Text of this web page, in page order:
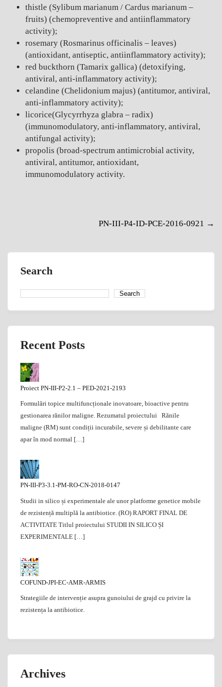
thistle (Sylibum marianum / Cardus marianum –
fruits) (chemopreventive and antiinflammatory
activity);
rosemary (Rosmarinus officinalis – leaves)
(antioxidant, antiseptic, antiinflammatory activity);
red buckthorn (Tamarix gallica) (detoxifying,
antiviral, anti-inflammatory activity);
celandine (Chelidonium majus) (antitumor, antiviral,
anti-inflammatory activity);
licorice(Glycyrrhyza glabra – radix)
(immunomodulatory, anti-inflammatory, antiviral,
antifungal activity);
propolis (broad-spectrum antimicrobial activity,
antiviral, antitumor, antioxidant,
immunomodulatory activity.
PN-III-P4-ID-PCE-2016-0921 →
Search
Search
Recent Posts
Proiect PN-III-P2-2.1 – PED-2021-2193
Formulări topice multifuncționale inovatoare, bioactive pentru
gestionarea rănilor maligne. Rezumatul proiectului Rănile
maligne (RM) sunt condiții incurabile, severe și debilitante care
apar în mod normal […]
PN-III-P3-3.1-PM-RO-CN-2018-0147
Studii in silico și experimentale ale unor platforme genetice mobile
de rezistență multiplă la antibiotice. (RO) RAPORT FINAL DE
ACTIVITATE Titlul proiectului STUDII IN SILICO ȘI
EXPERIMENTALE […]
COFUND-JPI-EC-AMR-ARMIS
Strategiile de intervenție asupra gunoiului de grajd cu privire la
rezistența la antibiotice.
Archives